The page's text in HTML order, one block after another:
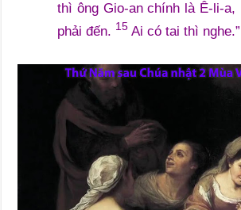
thì ông Gio-an chính là Ê-li-a,
phải đến. 15 Ai có tai thì nghe.”